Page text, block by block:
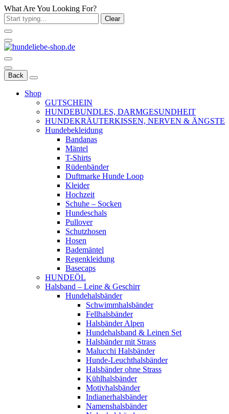
What Are You Looking For?
Clear
Back
Shop
GUTSCHEIN
HUNDEBUNDLES, DARMGESUNDHEIT
HUNDEKRÄUTERKISSEN, NERVEN & ÄNGSTE
Hundebekleidung
Bandanas
Mäntel
T-Shirts
Rüdenbänder
Duftmarke Hunde Loop
Kleider
Hochzeit
Schuhe – Socken
Hundeschals
Pullover
Schutzhosen
Hosen
Bademäntel
Regenkleidung
Basecaps
HUNDEÖL
Halsband – Leine & Geschirr
Hundehalsbänder
Schwimmhalsbänder
Fellhalsbänder
Halsbänder Alpen
Hundehalsband & Leinen Set
Halsbänder mit Strass
Malucchi Halsbänder
Hunde-Leuchthalsbänder
Halsbänder ohne Strass
Kühlhalsbänder
Motivhalsbänder
Indianerhalsbänder
Namenshalsbänder